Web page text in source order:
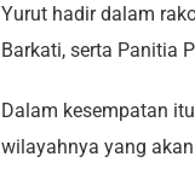
Yurut hadir dalam
Barkati, serta Panitia
Dalam kesempatan
wilayahnya yang